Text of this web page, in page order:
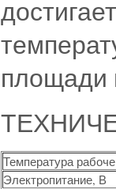
площади
Температура
Электропитание, В